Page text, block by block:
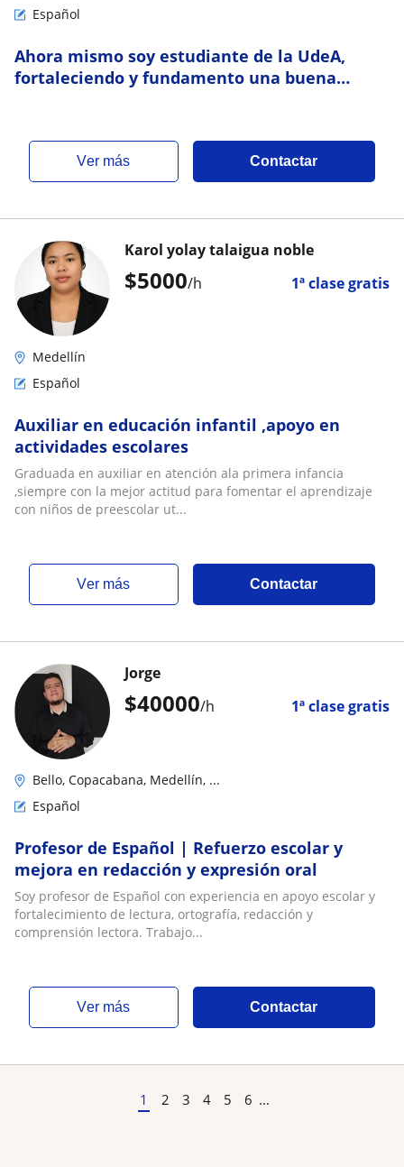
Español
Ahora mismo soy estudiante de la UdeA,
fortaleciendo y fundamento una buena
ver más Contactar
$5000/h 1ª clase gratis
Karol yolay talaigua noble
Medellín
Español
Auxiliar en educación infantil ,apoyo en
actividades escolares
Graduada en auxiliar en atención ala primera infancia
,siempre con la mejor actitud para fomentar el aprendizaje
con niños de preescolar ut...
ver más Contactar
$40000/h 1ª clase gratis
Jorge
Bello, Copacabana, Medellín, ...
Español
Profesor de Español | Refuerzo escolar y
mejora en redacción y expresión oral
Soy profesor de Español con experiencia en apoyo escolar y
fortalecimiento de lectura, ortografía, redacción y
comprensión lectora. Trabajo...
ver más Contactar
1 2 3 4 5 6 ...